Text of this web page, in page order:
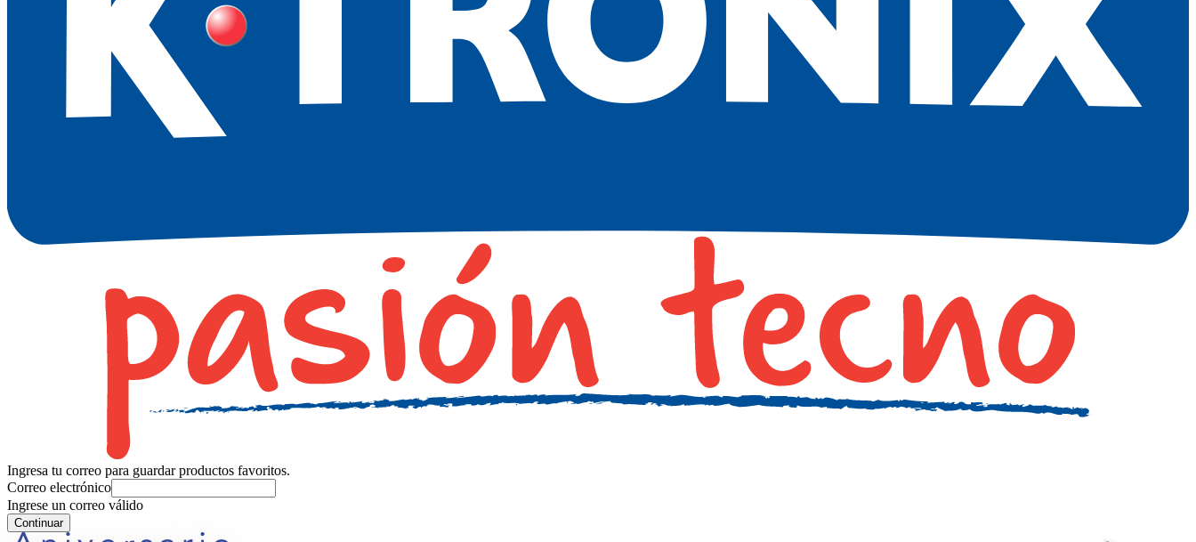
Ingresa tu correo para guardar productos favoritos.
Correo electrónico
Ingrese un correo válido
Continuar